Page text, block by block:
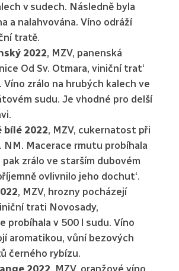
v sudech. Následně byla
a nalahvována. Víno odráží
tratě.
2022, MZV, panenská
Od Sv. Otmara, viniční trat‘
Víno zrálo na hrubých kalech ve
sudu. Je vhodné pro delší
bílé 2022, MZV, cukernatost při
NM. Macerace rmutu probíhala
pak zrálo ve starším dubovém
ovlivnilo jeho dochut‘.
, MZV, hrozny pocházejí
trati Novosady,
probíhala v 500 l sudu. Víno
aromatikou, vůní bezových
černého rybízu.